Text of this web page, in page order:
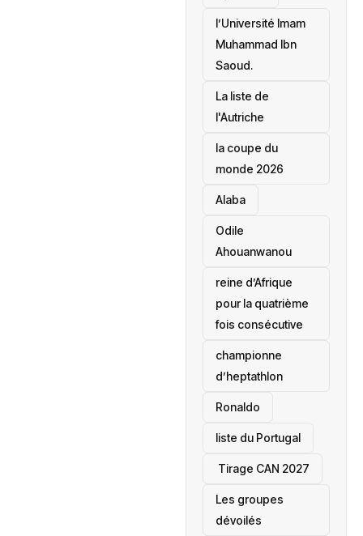
l’Université Imam
Muhammad Ibn
Saoud.
‎La liste de
l'Autriche
la coupe du
monde 2026
Alaba
Odile
Ahouanwanou
reine d’Afrique
pour la quatrième
fois consécutive
championne
d’heptathlon
Ronaldo
liste du Portugal
‎ Tirage CAN 2027
Les groupes
dévoilés